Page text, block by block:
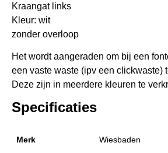
Kraangat links
Kleur: wit
zonder overloop
Het wordt aangeraden om bij een
een vaste waste (ipv een clickwaste)
Deze zijn in meerdere kleuren te
Specificaties
Merk Wiesbaden